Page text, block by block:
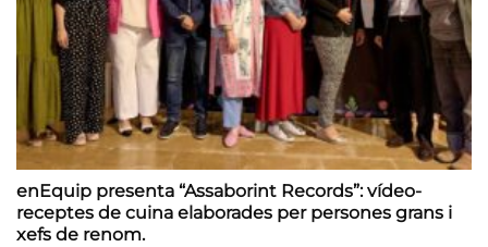
enEquip presenta “Assaborint Records”: vídeo-
receptes de cuina elaborades per persones grans i
xefs de renom.